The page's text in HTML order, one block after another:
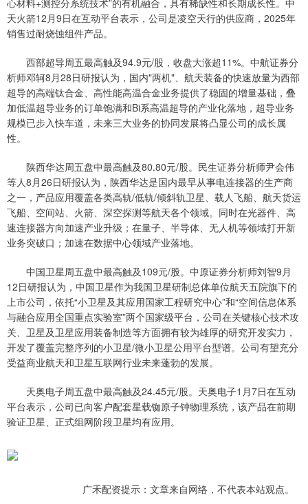
心材料+测控分系统技术”的有机融合，具有稀缺性和长期成长性。中
天火箭12月9日在互动平台表示，公司是凌空天行的供应商，2025年
销售过耐烧蚀组件产品。
西部超导周五最高触及94.9元/股，收盘大涨超11%。中航证券分
析师邓轲8月28日研报认为，国内"两机"、航天装备的快速放量为西部
超导的高端钛合金、高性能高温合金业务提供了稳固的增量基础，叠
加低温超导业务的订单饱满和Bi系高温超导的产业化落地，超导业务
规模已步入快车道，未来三大业务的协同发展将凸显公司的成长属
性。
陕西华达周五盘中最高触及80.80元/股。民生证券分析师尹会伟
等人8月26日研报认为，陕西华达是国内最早从事电连接器的生产商
之一，产品应用覆盖各类高轨/低轨/倾斜轨卫星、载人飞船、航天货运
飞船、空间站、火箭、深空探测等航天各个领域。同时在光器件、高
速连接器方向加速产业升级；在量子、半导体、无人机等领域打开新
业务突破口；加速在数据中心领域产业落地。
中国卫星周五盘中最高触及109元/股。中原证券分析师刘智9月
12日研报认为，中国卫星作为我国卫星研制总体单位航天五院旗下的
上市公司，依托“小卫星及其应用国家工程研究中心”和“空间信息体系
与融合应用全国重点实验室”两个国家级平台，公司在关键核心技术攻
关、卫星及卫星应用装备制造等方面拥有较为雄厚的研究开发实力，
开发了覆盖完整序列的小卫星/微小卫星公用平台型谱。公司有望充分
受益商业航天和卫星互联网行业未来蓬勃的发展。
天奥电子周五盘中最高触及24.45元/股。天奥电子1月7日在互动
平台表示，公司已向客户配套星载铷原子钟物理系统，该产品在前期
验证卫星、正式组网阶段卫星均有应用。
广禾配资提示：文章来自网络，不代表本站观点。